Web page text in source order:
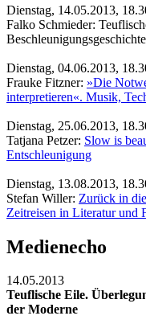
Dienstag, 14.05.2013,
Falko Schmieder:
Dienstag, 04.06.2013,
Frauke Fitzner: »Die
interpretieren«. Musik,
Dienstag, 25.06.2013,
Tatjana Petzer: Slow is
Entschleunigung
Dienstag, 13.08.2013,
Stefan Willer: Zurück in
Zeitreisen in Literatur und
Medienecho
14.05.2013
Teuflische Eile.
der Moderne